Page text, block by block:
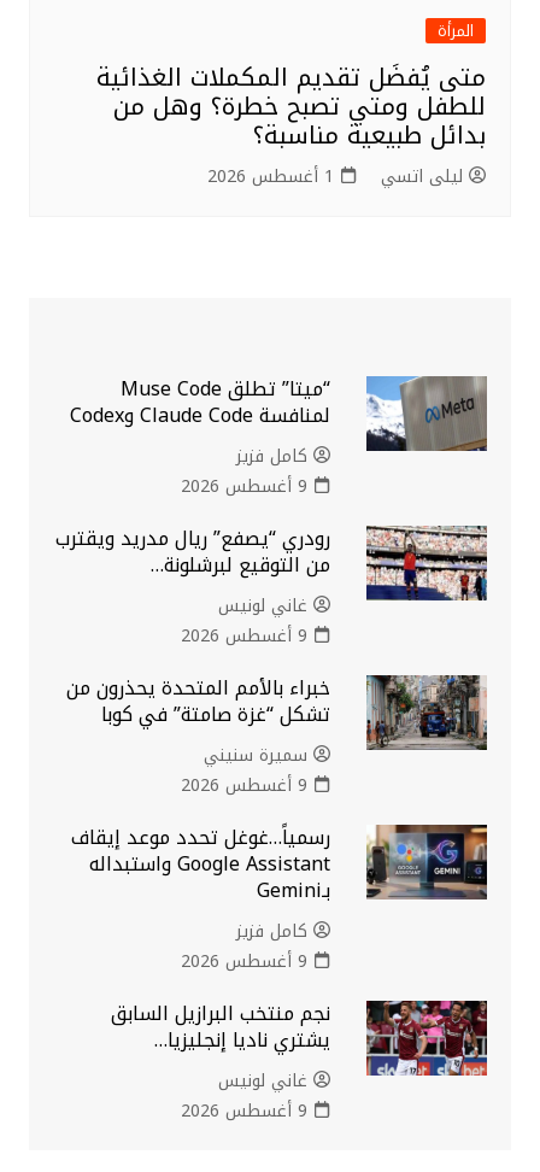
المرأة
متى يُفضَل تقديم المكملات الغذائية
للطفل ومتي تصبح خطرة؟ وهل من
بدائل طبيعية مناسبة؟
ليلى اتسي 1 أغسطس 2026
“ميتا” تطلق Muse Code
لمنافسة Claude Code وCodex
كامل فزيز
9 أغسطس 2026
رودري “يصفع” ريال مدريد ويقترب
من التوقيع لبرشلونة…
غاني لونيس
9 أغسطس 2026
خبراء بالأمم المتحدة يحذرون من
تشكل “غزة صامتة” في كوبا
سميرة سنيني
9 أغسطس 2026
رسمياً…غوغل تحدد موعد إيقاف
Google Assistant واستبداله
بـGemini
كامل فزيز
9 أغسطس 2026
نجم منتخب البرازيل السابق
يشتري ناديا إنجليزيا…
غاني لونيس
9 أغسطس 2026